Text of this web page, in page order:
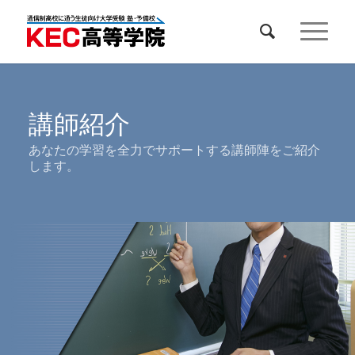
講師紹介
あなたの学習を全力でサポートする講師陣をご紹介
します。